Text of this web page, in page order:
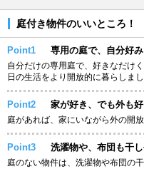
庭付き物件のいいところ！
Point1 専用の庭で、自分好み
自分だけの専用庭で、好きなだけ
日の生活をより開放的に暮らしまし
Point2 家が好き、でも外も好
庭があれば、家にいながら外の開
Point3 洗濯物や、布団も干し
庭のない物件は、洗濯物や布団の